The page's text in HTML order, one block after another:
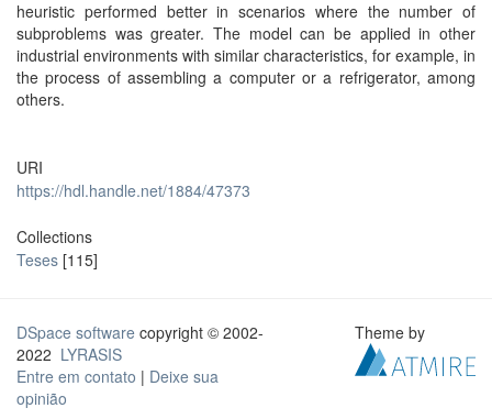
heuristic performed better in scenarios where the number of
subproblems was greater. The model can be applied in other
industrial environments with similar characteristics, for example, in
the process of assembling a computer or a refrigerator, among
others.
URI
https://hdl.handle.net/1884/47373
Collections
Teses [115]
DSpace software copyright © 2002-
2022 LYRASIS
Entre em contato | Deixe sua
opinião
Theme by